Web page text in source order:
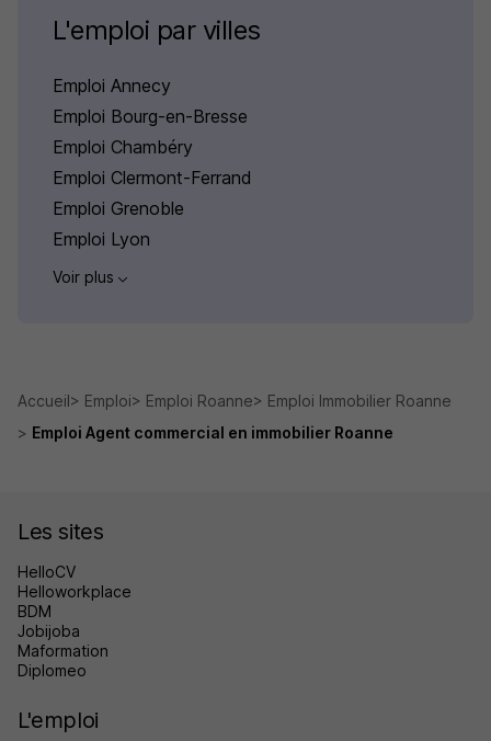
L'emploi par villes
Emploi Annecy
Emploi Bourg-en-Bresse
Emploi Chambéry
Emploi Clermont-Ferrand
Emploi Grenoble
Emploi Lyon
Voir plus
Accueil Emploi Emploi Roanne
Emploi Immobilier Roanne
Emploi Agent commercial en immobilier Roanne
Les sites
HelloCV
Helloworkplace
BDM
Jobijoba
Maformation
Diplomeo
L'emploi